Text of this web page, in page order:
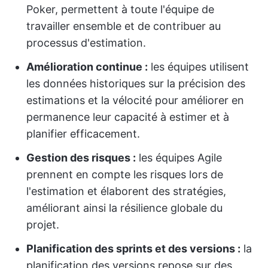
Poker, permettent à toute l'équipe de
travailler ensemble et de contribuer au
processus d'estimation.
Amélioration continue : les équipes utilisent
les données historiques sur la précision des
estimations et la vélocité pour améliorer en
permanence leur capacité à estimer et à
planifier efficacement.
Gestion des risques : les équipes Agile
prennent en compte les risques lors de
l'estimation et élaborent des stratégies,
améliorant ainsi la résilience globale du
projet.
Planification des sprints et des versions : la
planification des versions repose sur des